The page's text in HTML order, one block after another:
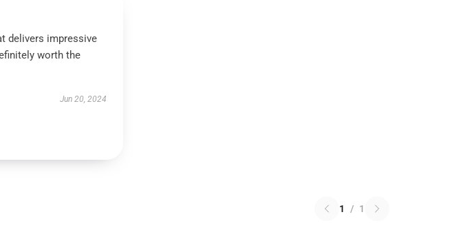
delivers impressive
worth the
Jun 20, 2024
1 / 1